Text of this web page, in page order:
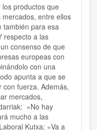
productos que
entre ellos
también para esa
respecto a las
consenso de que
europeas con
con una
apunta a que se
fuerza. Además,
mercados,
«No hay
mucho a las
Kutxa; «Va a